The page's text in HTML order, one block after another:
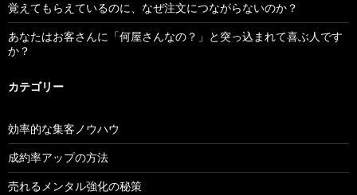
覚えてもらえているのに、なぜ注文につながらないのか？
あなたはお客さんに「何屋さんなの？」と突っ込まれて喜ぶ人です
か？
カテゴリー
効率的な集客ノウハウ
成約率アップの方法
売れるメンタル強化の秘策